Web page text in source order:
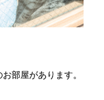
部屋があります。